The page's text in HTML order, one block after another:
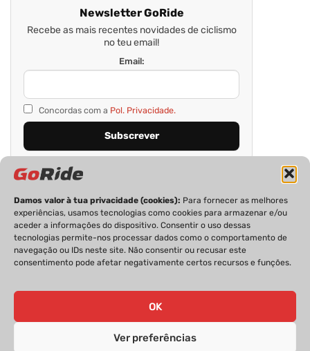
Damos valor à tua privacidade (cookies): Para fornecer as melhores
experiências, usamos tecnologias como cookies para armazenar e/ou
aceder a informações do dispositivo. Consentir o uso dessas
tecnologias permite-nos processar dados como o comportamento de
navegação ou IDs neste site. Não consentir ou recusar este
consentimento pode afetar negativamente certos recursos e funções.
OK
Ver preferências
Newsletter GoRide
Recebe as mais recentes novidades de ciclismo
no teu email!
Email:
Concordas com a Pol. Privacidade.
PRIVACIDADE FICHA TÉCNICA
ESTATUTO EDITORIAL